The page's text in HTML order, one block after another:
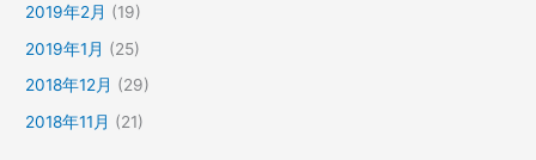
2019年2月 (19)
2019年1月 (25)
2018年12月 (29)
2018年11月 (21)